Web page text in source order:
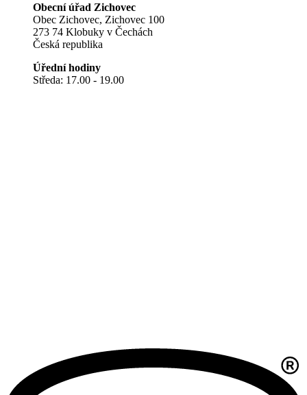
Obecní úřad Zichovec
Obec Zichovec, Zichovec 100
273 74 Klobuky v Čechách
Česká republika
Úřední hodiny
Středa: 17.00 - 19.00